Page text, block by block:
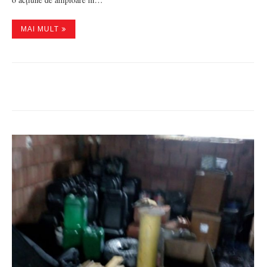
MAI MULT